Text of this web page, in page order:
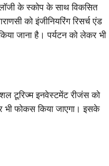
के स्कोप के साथ विकसित
को इंजीनियरिंग रिसर्च एंड
जाना है। पर्यटन को लेकर भी
टूरिज्म इनवेस्टमेंट रीजंस को
भी फोकस किया जाएगा। इसके